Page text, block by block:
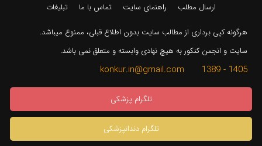
ارسال مطلب راهنمای سایت تماس با ما تبلیغات
هرگونه کپی برداری از مطالب سایت بدون اطلاع قبلی، ممنوع میباشد.
سایت و انجمن کنکور به هیچ نهادی وابسته و متعلق نمی باشد.
1405 - 1389 konkur.in@gmail.com
تلگرام پزشکی
تلگرام دندانپزشکی